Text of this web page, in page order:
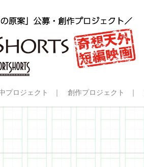
プロジェクト 創作プロジェクト